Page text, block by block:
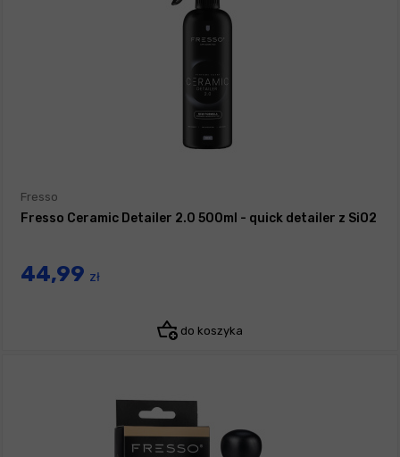
Fresso
Fresso Ceramic Detailer 2.0 500ml - quick detailer z SiO2
44,99 zł
do koszyka